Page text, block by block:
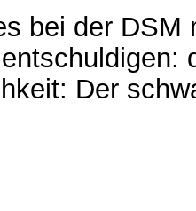
bei der
Der